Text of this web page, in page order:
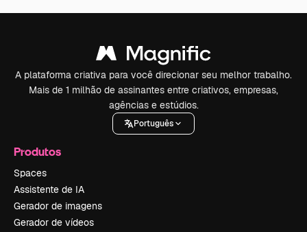
A plataforma criativa para você direcionar seu melhor trabalho.
Mais de 1 milhão de assinantes entre criativos, empresas,
agências e estúdios.
Português
Produtos
Spaces
Assistente de IA
Gerador de imagens
Gerador de vídeos